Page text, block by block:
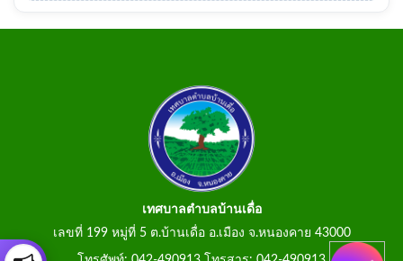
เทศบาลตำบลบ้านเดื่อ
เลขที่ 199 หมู่ที่ 5 ต.บ้านเดื่อ อ.เมือง จ.หนองคาย 43000